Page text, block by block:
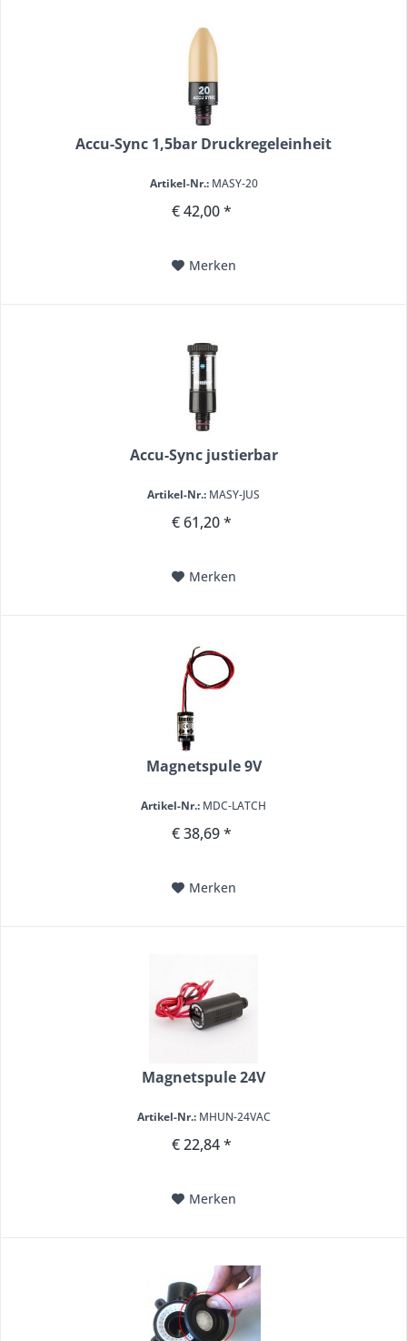
Accu-Sync 1,5bar Druckregeleinheit
Artikel-Nr.:MASY-20
€ 42,00 *
Merken
Accu-Sync justierbar
Artikel-Nr.: MASY-JUS
€ 61,20 *
Merken
Magnetspule 9V
Artikel-Nr.: MDC-LATCH
€ 38,69 *
Merken
Magnetspule 24V
Artikel-Nr.:MHUN-24VAC
€ 22,84 *
Merken